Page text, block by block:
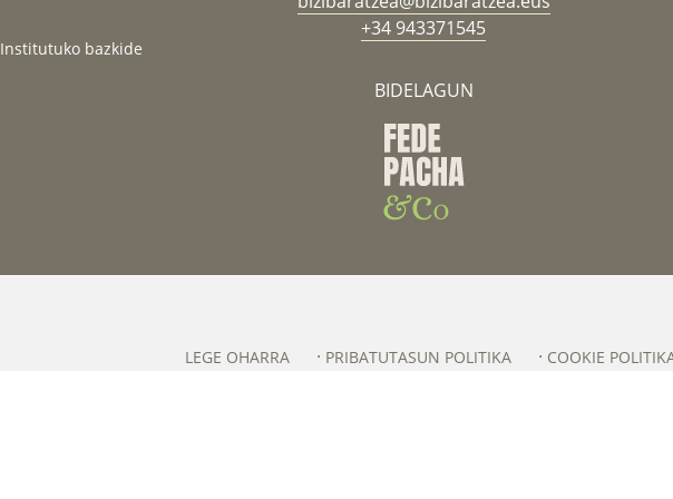
bazkide
+34 943371545
BIDELAGUN
LEGE OHARRA PRIBATUTASUN POLITIKA COOKIE